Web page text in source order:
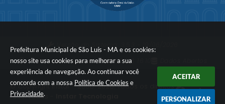
Prefeitura Municipal de São Luís - MA e os cookies:
nosso site usa cookies para melhorar a sua
experiência de navegação. Ao continuar você
concorda com a nossa Política de Cookies e
Privacidade.
ACEITAR
PERSONALIZAR
Ver mais serviços para o Servidor
Portal atualizado em:08/08/2026 16:10
© Copyright Instar - 2006-2026. Todos os direitos
reservados -